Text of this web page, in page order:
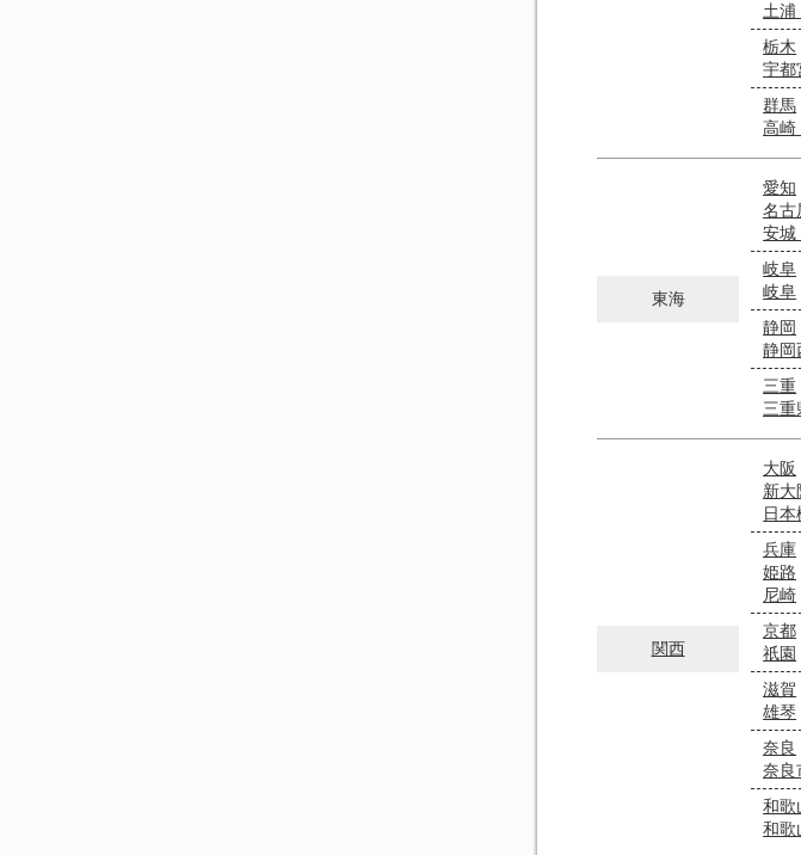
土浦
栃木
宇都
群馬
高崎
東海
愛知
名古
安城
岐阜
岐阜
静岡
静岡
三重
三重
関西
大阪
新大
日
兵庫
姫路
尼崎
京都
祇園
滋賀
雄琴
奈良
奈良
和歌
和歌